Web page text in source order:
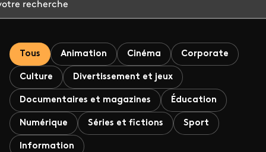
Tous Animation Cinéma Corporate
Culture Divertissement et jeux
Documentaires et magazines Éducation
Numérique Séries et fictions Sport
Information